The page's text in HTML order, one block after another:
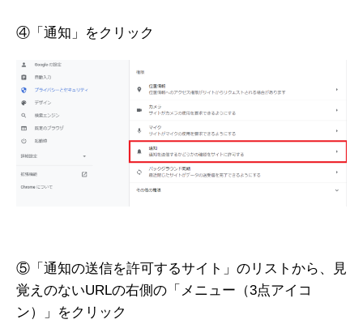
④「通知」をクリック
⑤「通知の送信を許可するサイト」のリストから、見
覚えのないURLの右側の「メニュー（3点アイコ
ン）」をクリック